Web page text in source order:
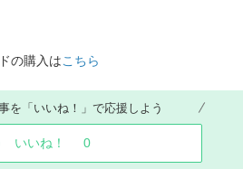
の購入は​こちら
を「いいね！」で応援しよう
いいね！ 0